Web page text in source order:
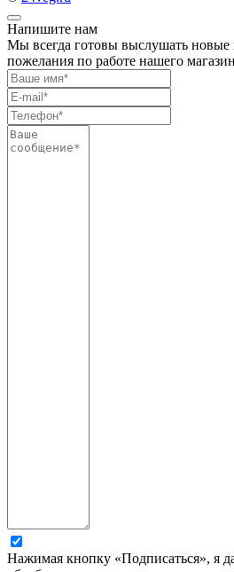
Напишите нам
Мы всегда готовы выслушать новые
пожелания по работе нашего
Нажимая кнопку «Подписаться», я